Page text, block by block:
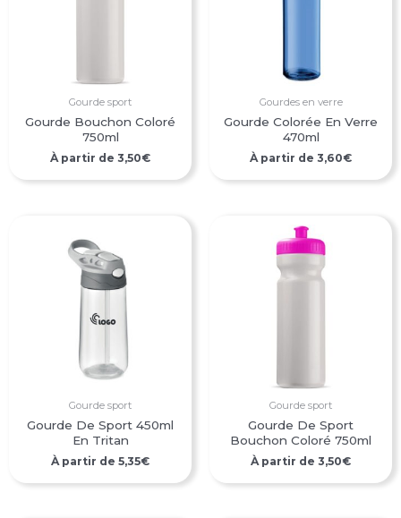
Gourde sport
Gourde Bouchon Coloré
750ml
À partir de 3,50€
Gourdes en verre
Gourde Colorée En Verre
470ml
À partir de 3,60€
Gourde sport
Gourde De Sport 450ml
En Tritan
À partir de 5,35€
Gourde sport
Gourde De Sport
Bouchon Coloré 750ml
À partir de 3,50€